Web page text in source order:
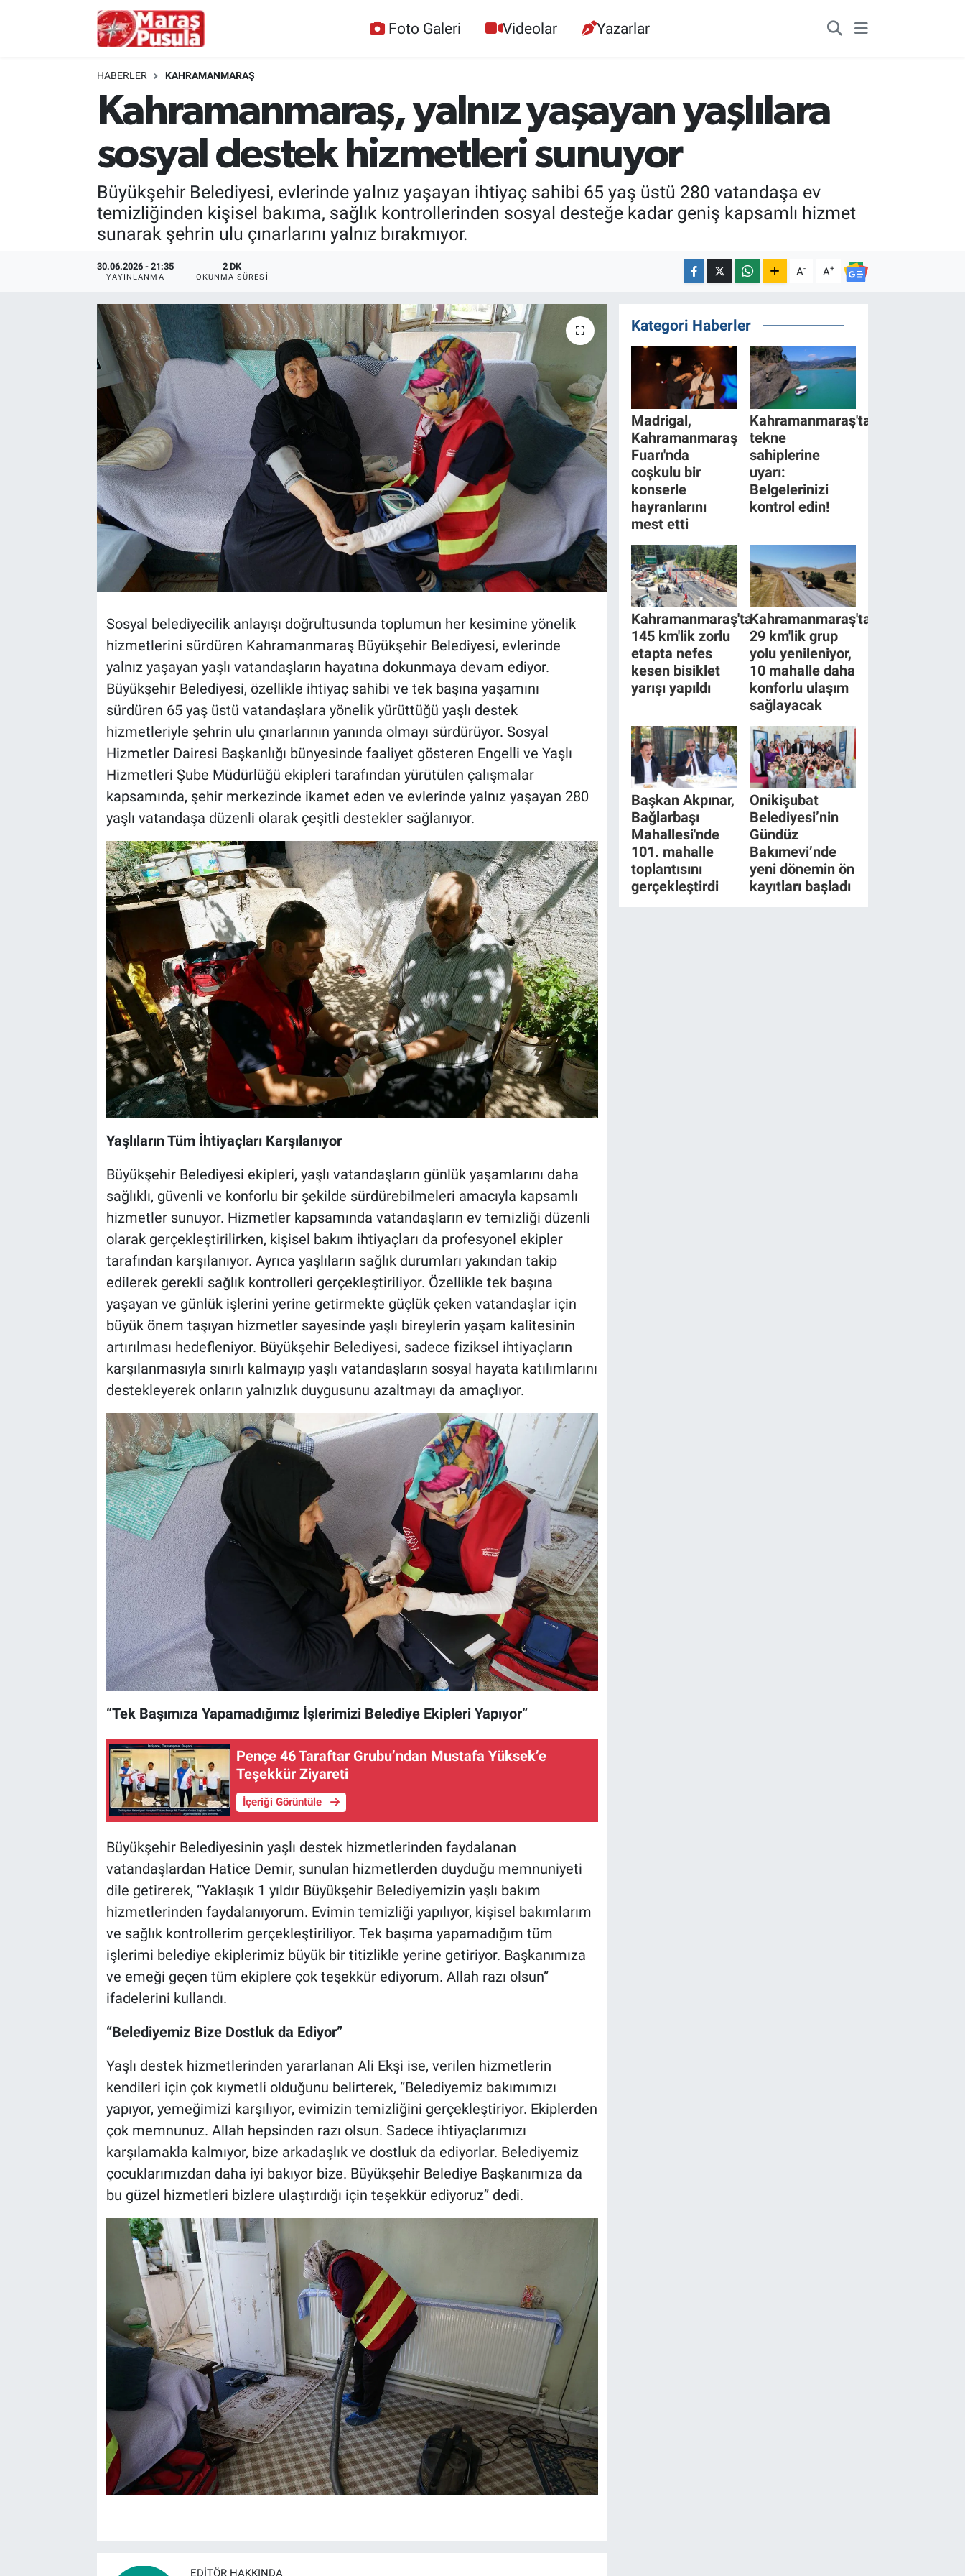
Foto Galeri Videolar Yazarlar
HABERLER KAHRAMANMARAŞ
Kahramanmaraş, yalnız yaşayan yaşlılara
sosyal destek hizmetleri sunuyor
Büyükşehir Belediyesi, evlerinde yalnız yaşayan ihtiyaç sahibi 65 yaş üstü 280 vatandaşa ev
temizliğinden kişisel bakıma, sağlık kontrollerinden sosyal desteğe kadar geniş kapsamlı hizmet
sunarak şehrin ulu çınarlarını yalnız bırakmıyor.
30.06.2026 - 21:35
YAYINLANMA
2 DK
OKUNMA SÜRESI A- A+
Sosyal belediyecilik anlayışı doğrultusunda toplumun her kesimine yönelik
hizmetlerini sürdüren Kahramanmaraş Büyükşehir Belediyesi, evlerinde
yalnız yaşayan yaşlı vatandaşların hayatına dokunmaya devam ediyor.
Büyükşehir Belediyesi, özellikle ihtiyaç sahibi ve tek başına yaşamını
sürdüren 65 yaş üstü vatandaşlara yönelik yürüttüğü yaşlı destek
hizmetleriyle şehrin ulu çınarlarının yanında olmayı sürdürüyor. Sosyal
Hizmetler Dairesi Başkanlığı bünyesinde faaliyet gösteren Engelli ve Yaşlı
Hizmetleri Şube Müdürlüğü ekipleri tarafından yürütülen çalışmalar
kapsamında, şehir merkezinde ikamet eden ve evlerinde yalnız yaşayan 280
yaşlı vatandaşa düzenli olarak çeşitli destekler sağlanıyor.
Yaşlıların Tüm İhtiyaçları Karşılanıyor
Büyükşehir Belediyesi ekipleri, yaşlı vatandaşların günlük yaşamlarını daha
sağlıklı, güvenli ve konforlu bir şekilde sürdürebilmeleri amacıyla kapsamlı
hizmetler sunuyor. Hizmetler kapsamında vatandaşların ev temizliği düzenli
olarak gerçekleştirilirken, kişisel bakım ihtiyaçları da profesyonel ekipler
tarafından karşılanıyor. Ayrıca yaşlıların sağlık durumları yakından takip
edilerek gerekli sağlık kontrolleri gerçekleştiriliyor. Özellikle tek başına
yaşayan ve günlük işlerini yerine getirmekte güçlük çeken vatandaşlar için
büyük önem taşıyan hizmetler sayesinde yaşlı bireylerin yaşam kalitesinin
artırılması hedefleniyor. Büyükşehir Belediyesi, sadece fiziksel ihtiyaçların
karşılanmasıyla sınırlı kalmayıp yaşlı vatandaşların sosyal hayata katılımlarını
destekleyerek onların yalnızlık duygusunu azaltmayı da amaçlıyor.
“Tek Başımıza Yapamadığımız İşlerimizi Belediye Ekipleri Yapıyor”
Pençe 46 Taraftar Grubu’ndan Mustafa Yüksek’e
Teşekkür Ziyareti
İçeriği Görüntüle
Büyükşehir Belediyesinin yaşlı destek hizmetlerinden faydalanan
vatandaşlardan Hatice Demir, sunulan hizmetlerden duyduğu memnuniyeti
dile getirerek, “Yaklaşık 1 yıldır Büyükşehir Belediyemizin yaşlı bakım
hizmetlerinden faydalanıyorum. Evimin temizliği yapılıyor, kişisel bakımlarım
ve sağlık kontrollerim gerçekleştiriliyor. Tek başıma yapamadığım tüm
işlerimi belediye ekiplerimiz büyük bir titizlikle yerine getiriyor. Başkanımıza
ve emeği geçen tüm ekiplere çok teşekkür ediyorum. Allah razı olsun”
ifadelerini kullandı.
“Belediyemiz Bize Dostluk da Ediyor”
Yaşlı destek hizmetlerinden yararlanan Ali Ekşi ise, verilen hizmetlerin
kendileri için çok kıymetli olduğunu belirterek, “Belediyemiz bakımımızı
yapıyor, yemeğimizi karşılıyor, evimizin temizliğini gerçekleştiriyor. Ekiplerden
çok memnunuz. Allah hepsinden razı olsun. Sadece ihtiyaçlarımızı
karşılamakla kalmıyor, bize arkadaşlık ve dostluk da ediyorlar. Belediyemiz
çocuklarımızdan daha iyi bakıyor bize. Büyükşehir Belediye Başkanımıza da
bu güzel hizmetleri bizlere ulaştırdığı için teşekkür ediyoruz” dedi.
EDITÖR HAKKINDA
Kategori Haberler
Madrigal,
Kahramanmaraş
Fuarı'nda
coşkulu bir
konserle
hayranlarını
mest etti
Kahramanmaraş'tan
tekne
sahiplerine
uyarı:
Belgelerinizi
kontrol edin!
Kahramanmaraş'ta
145 km'lik zorlu
etapta nefes
kesen bisiklet
yarışı yapıldı
Kahramanmaraş'ta
29 km'lik grup
yolu yenileniyor,
10 mahalle daha
konforlu ulaşım
sağlayacak
Başkan Akpınar,
Bağlarbaşı
Mahallesi'nde
101. mahalle
toplantısını
gerçekleştirdi
Onikişubat
Belediyesi’nin
Gündüz
Bakımevi’nde
yeni dönemin ön
kayıtları başladı
Kültür Sanat
Bilim, Teknoloji
BİLİM VE TEKNOLOJİ
İstanbul Hava Durumu
İstanbul Namaz Vakitleri
İstanbul Trafik Yoğunluk Haritası
Süper Lig Puan Durumu ve Fikstür
Tüm Manşetler
Son Dakika Haberleri
Haber Arşivi